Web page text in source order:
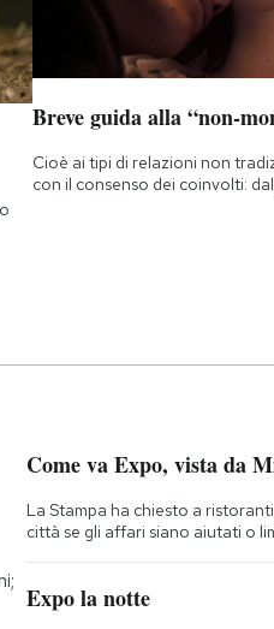
Breve guida alla “non-
Cioè ai tipi di relazioni non
con il consenso dei coinvolti:
Come va Expo, vista da
La Stampa ha chiesto a
città se gli affari siano aiutati o
Expo la notte